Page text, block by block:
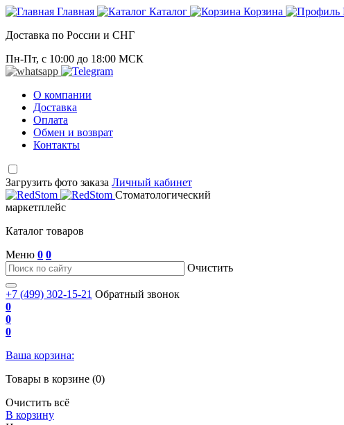
Главная Каталог Корзина
Доставка по России и СНГ
Пн-Пт, с 10:00 до 18:00 МСК
О компании
Доставка
Оплата
Обмен и возврат
Контакты
Загрузить фото заказа Личный кабинет
Стоматологический
маркетплейс
Каталог товаров
Меню 0 0
Очистить
+7 (499) 302-15-21 Обратный звонок
0
0
0
Ваша корзина:
Товары в корзине (0)
Очистить всё
В корзину